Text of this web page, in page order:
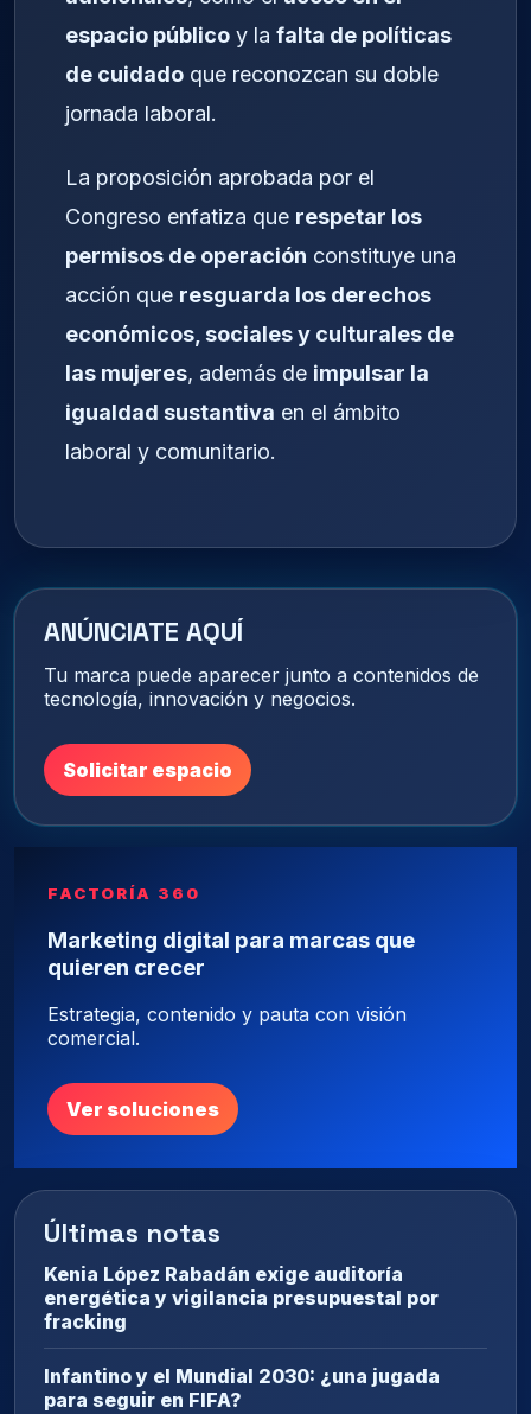
espacio público y la falta de políticas
de cuidado que reconozcan su doble
jornada laboral.
La proposición aprobada por el
Congreso enfatiza que respetar los
permisos de operación constituye una
acción que resguarda los derechos
económicos, sociales y culturales de
las mujeres, además de impulsar la
igualdad sustantiva en el ámbito
laboral y comunitario.
ANÚNCIATE AQUÍ
Tu marca puede aparecer junto a contenidos de
tecnología, innovación y negocios.
Solicitar espacio
FACTORÍA 360
Marketing digital para marcas que
quieren crecer
Estrategia, contenido y pauta con visión
comercial.
Ver soluciones
Últimas notas
Kenia López Rabadán exige auditoría
energética y vigilancia presupuestal por
fracking
Infantino y el Mundial 2030: ¿una jugada
para seguir en FIFA?